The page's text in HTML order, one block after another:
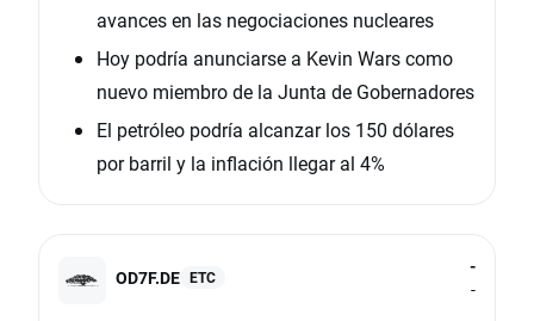
avances en las negociaciones nucleares
Hoy podría anunciarse a Kevin Wars como
nuevo miembro de la Junta de Gobernadores
El petróleo podría alcanzar los 150 dólares
por barril y la inflación llegar al 4%
OD7F.DE ETC
-
-